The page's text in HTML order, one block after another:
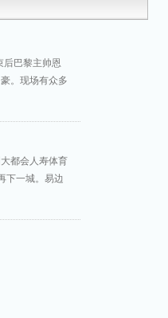
后巴黎主帅恩
。现场有众多
都会人寿体育
下一城。易边